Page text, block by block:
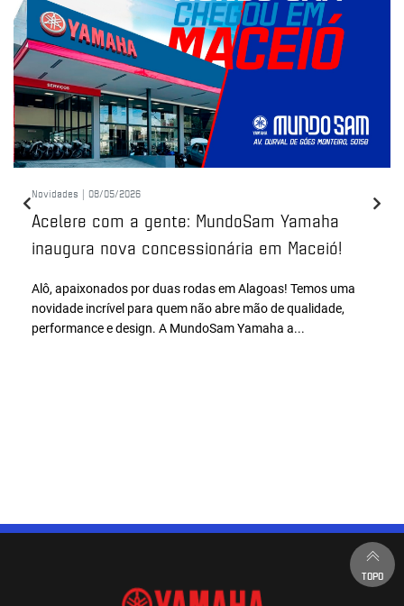
Novidades | 08/05/2026
Acelere com a gente: MundoSam Yamaha
inaugura nova concessionária em Maceió!
Alô, apaixonados por duas rodas em Alagoas! Temos uma
novidade incrível para quem não abre mão de qualidade,
performance e design. A MundoSam Yamaha a...
TOPO